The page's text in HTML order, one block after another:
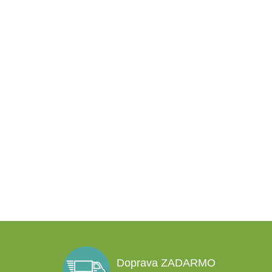
Doprava ZADARMO